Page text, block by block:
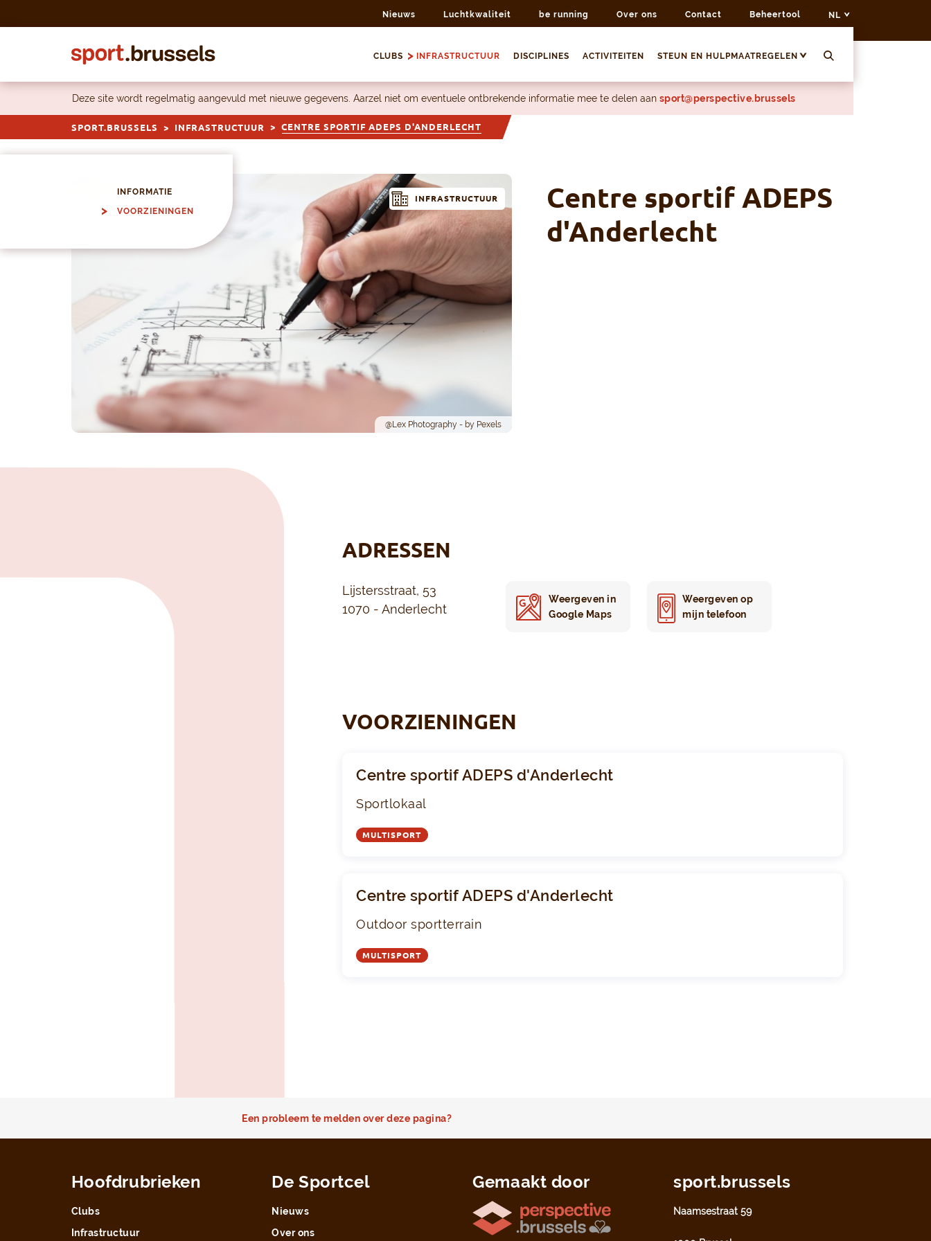
Nieuws Luchtkwaliteit be running Over ons Contact Beheertool NL
CLUBS INFRASTRUCTUUR DISCIPLINES ACTIVITEITEN STEUN EN HULPMAATREGELEN
Deze site wordt regelmatig aangevuld met nieuwe gegevens. Aarzel niet om eventuele ontbrekende informatie mee te delen aan sport@perspective.brussels
SPORT.BRUSSELS INFRASTRUCTUUR CENTRE SPORTIF ADEPS D'ANDERLECHT
INFORMATIE
VOORZIENINGEN
@Lex Photography - by Pexels
INFRASTRUCTUUR
Centre sportif ADEPS
d'Anderlecht
ADRESSEN
Lijstersstraat, 53
1070 - Anderlecht
Weergeven in
Google Maps
Weergeven op
mijn telefoon
VOORZIENINGEN
Centre sportif ADEPS d'Anderlecht
Sportlokaal
MULTISPORT
Centre sportif ADEPS d'Anderlecht
Outdoor sportterrain
MULTISPORT
Een probleem te melden over deze pagina?
Hoofdrubrieken
Clubs
Infrastructuur
De Sportcel
Nieuws
Over ons
Gemaakt door sport.brussels
Naamsestraat 59